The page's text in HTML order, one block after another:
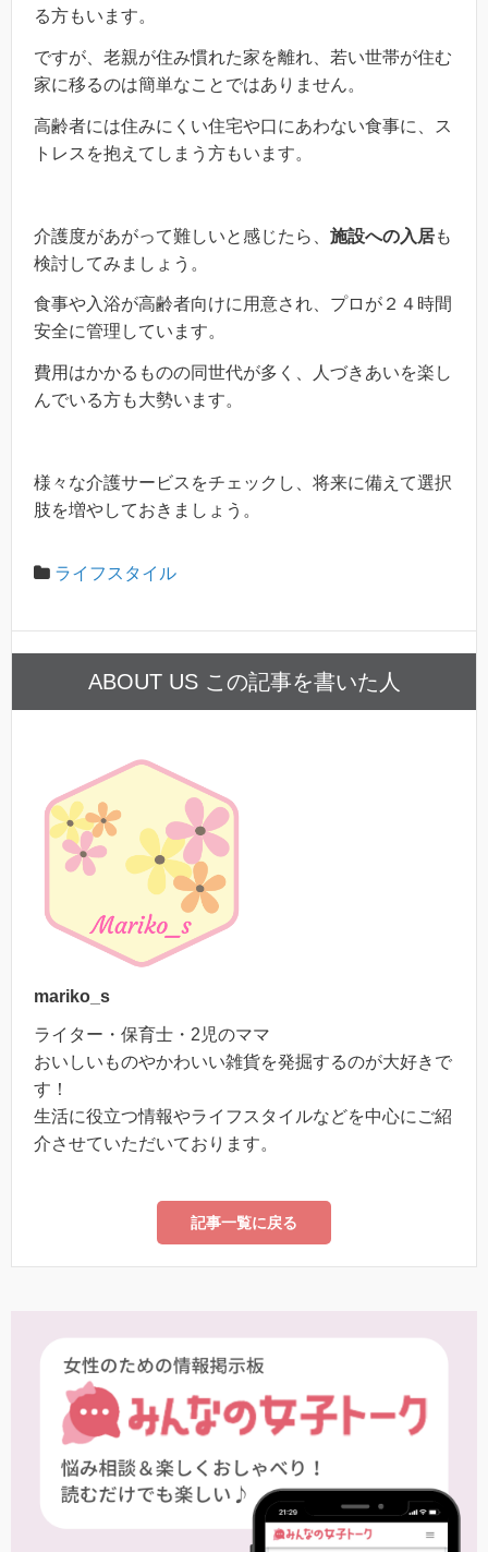
る方もいます。
ですが、老親が住み慣れた家を離れ、若い世帯が住む
家に移るのは簡単なことではありません。
高齢者には住みにくい住宅や口にあわない食事に、ス
トレスを抱えてしまう方もいます。
介護度があがって難しいと感じたら、 施設への入居も
検討してみましょう。
食事や入浴が高齢者向けに用意され、プロが２４時間
安全に管理しています。
費用はかかるものの同世代が多く、人づきあいを楽し
んでいる方も大勢います。
様々な介護サービスをチェックし、将来に備えて選択
肢を増やしておきましょう。
ライフスタイル
ABOUT US この記事を書いた人
mariko_s
ライター・保育士・2児のママ
おいしいものやかわいい雑貨を発掘するのが大好きで
す！
生活に役立つ情報やライフスタイルなどを中心にご紹
介させていただいております。
記事一覧に戻る